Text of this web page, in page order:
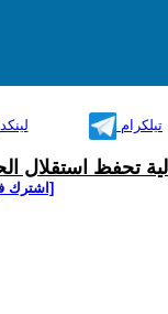
تيلكرام
تحفظ استقلال
[اشترك